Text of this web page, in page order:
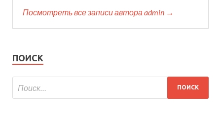
Посмотреть все записи автора admin →
ПОИСК